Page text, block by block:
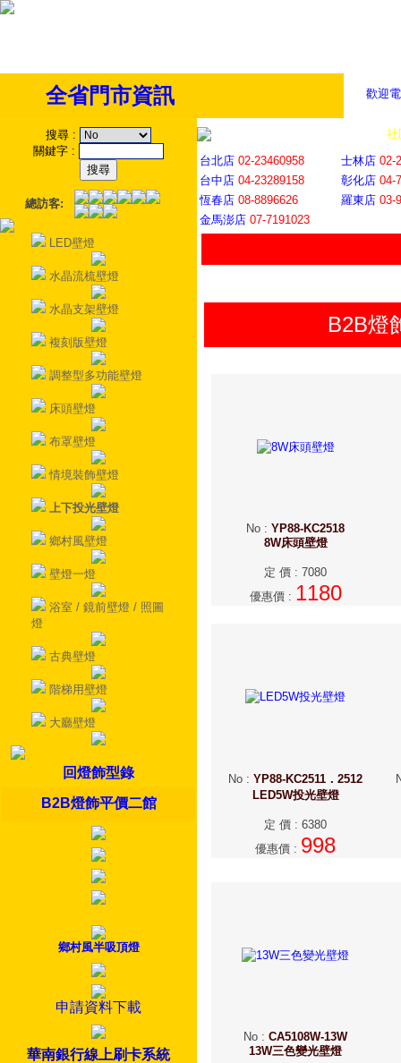
歡迎
全省門市資訊
搜尋 :
關鍵字 :
總訪客:
LED壁燈
水晶流梳壁燈
水晶支架壁燈
複刻版壁燈
調整型多功能壁燈
床頭壁燈
布罩壁燈
情境裝飾壁燈
上下投光壁燈
鄉村風壁燈
壁燈一燈
浴室 / 鏡前壁燈 / 照圖
燈
古典壁燈
階梯用壁燈
大廳壁燈
回燈飾型錄
B2B燈飾平價二館
鄉村風半吸頂燈
申請資料下載
華南銀行線上刷卡系統
社
台北店 02-23460958 士林店 02-
台中店 04-23289158 彰化店 04-
恆春店 08-8896626 羅東店 03-
金馬澎店 07-7191023
B2B燈
No : YP88-KC2518
8W床頭壁燈
定 價 : 7080
優惠價: 1180
No : YP88-KC2511．2512
LED5W投光壁燈
定 價 : 6380
優惠價 : 998
No : CA5108W-13W
13W三色變光壁燈